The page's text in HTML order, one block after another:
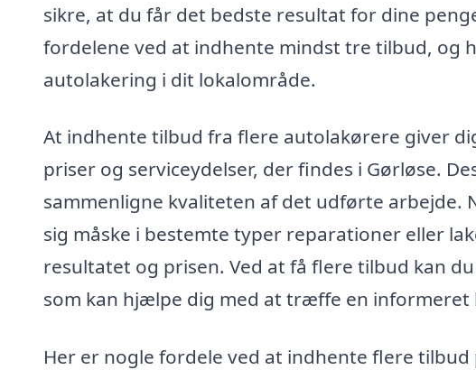
sikre, at du får det bedste resultat for dine
fordelene ved at indhente mindst tre tilbud, og
autolakering i dit lokalområde.
At indhente tilbud fra flere autolakørere giver
priser og serviceydelser, der findes i Gørløse.
sammenligne kvaliteten af det udførte arbejde.
sig måske i bestemte typer reparationer eller
resultatet og prisen. Ved at få flere tilbud kan
som kan hjælpe dig med at træffe en informeret
Her er nogle fordele ved at indhente flere